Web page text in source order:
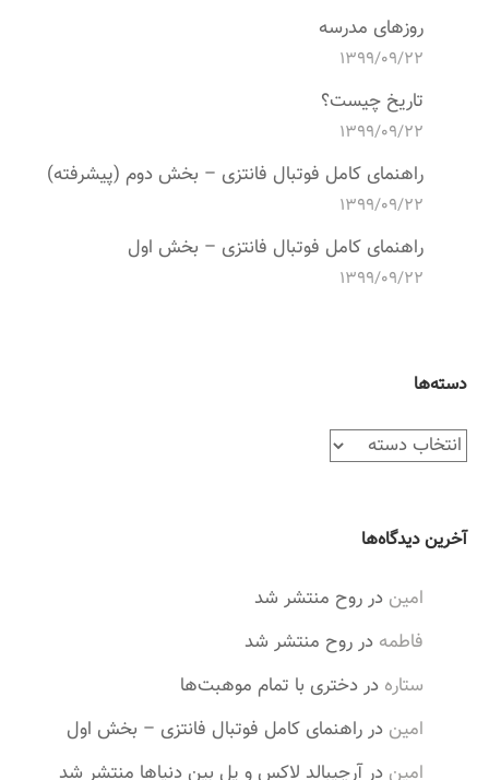
روزهای مدرسه
۱۳۹۹/۰۹/۲۲
تاریخ چیست؟
۱۳۹۹/۰۹/۲۲
راهنمای کامل فوتبال فانتزی – بخش دوم (پیشرفته)
۱۳۹۹/۰۹/۲۲
راهنمای کامل فوتبال فانتزی – بخش اول
۱۳۹۹/۰۹/۲۲
دسته‌ها
د
س
ه‌
آخرین دیدگاه‌ها
امین درروح منتشر شد
فاطمه درروح منتشر شد
ستاره دردختری با تمام موهبت‌ها
امین درراهنمای کامل فوتبال فانتزی – بخش اول
امین درآرچیبالد لاکس و پل بین دنیاها منتشر شد